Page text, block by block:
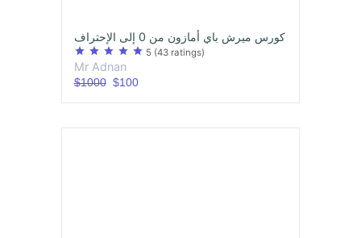
كورس ميرش باي أمازون من 0 إلى الإحتراف
star star star star star 5 (43 ratings)
Mr Adnan
$1000$100